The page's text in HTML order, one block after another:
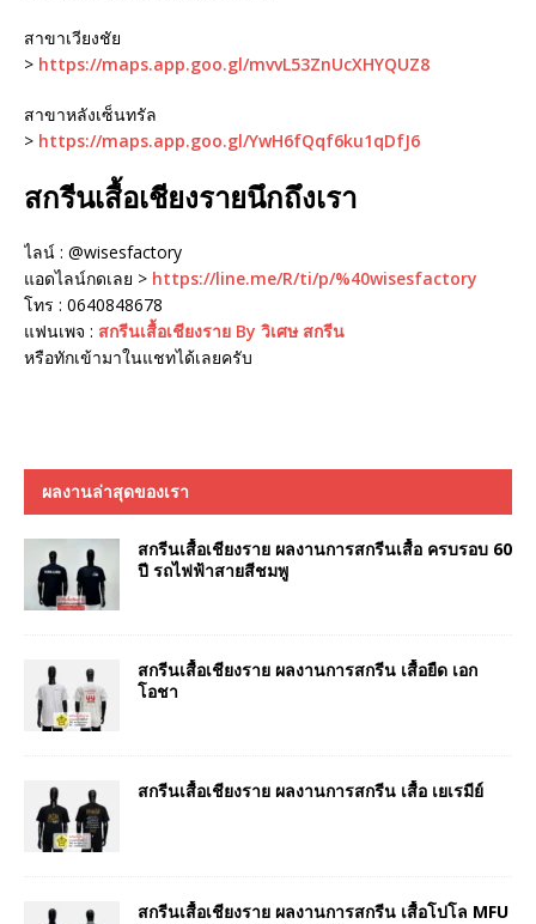
สาขาเวียงชัย
> https://maps.app.goo.gl/mvvL53ZnUcXHYQUZ8
สาขาหลังเซ็นทรัล
> https://maps.app.goo.gl/YwH6fQqf6ku1qDfJ6
สกรีนเสื้อเชียงรายนึกถึงเรา
ไลน์ : @wisesfactory
แอดไลน์กดเลย > https://line.me/R/ti/p/%40wisesfactory
โทร : 0640848678
แฟนเพจ : สกรีนเสื้อเชียงราย By วิเศษ สกรีน
หรือทักเข้ามาในแชทได้เลยครับ
ผลงานล่าสุดของเรา
สกรีนเสื้อเชียงราย ผลงานการสกรีนเสื้อ ครบรอบ 60
ปี รถไฟฟ้าสายสีชมพู
สกรีนเสื้อเชียงราย ผลงานการสกรีน เสื้อยืด เอก
โอชา
สกรีนเสื้อเชียงราย ผลงานการสกรีน เสื้อ เยเรมีย์
สกรีนเสื้อเชียงราย ผลงานการสกรีน เสื้อโปโล MFU